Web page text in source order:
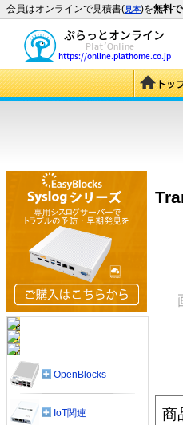
会員はオンラインで見積書(見本)を無料
商
OpenBlocks
IoT関連